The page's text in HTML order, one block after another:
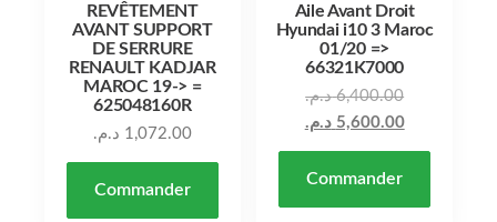
REVÊTEMENT
AVANT SUPPORT
DE SERRURE
RENAULT KADJAR
MAROC 19-> =
625048160R
1,072.00 د.م.
Commander
Aile Avant Droit
Hyundai i10 3 Maroc
01/20 =>
66321K7000
6,400.00 د.م.
5,600.00 د.م.
Commander